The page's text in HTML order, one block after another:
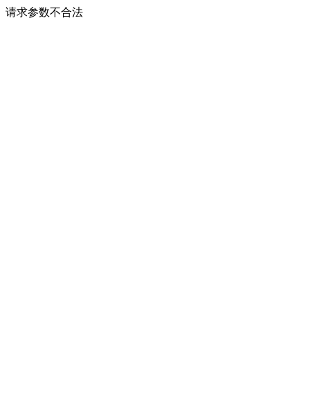
请求参数不合法